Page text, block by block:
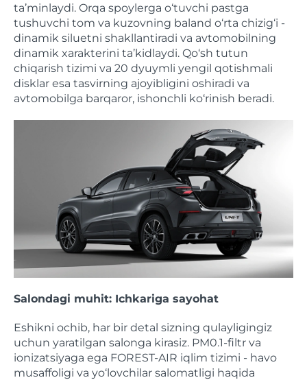
ta’minlaydi. Orqa spoylerga o‘tuvchi pastga
tushuvchi tom va kuzovning baland o‘rta chizig‘i -
dinamik siluetni shakllantiradi va avtomobilning
dinamik xarakterini ta’kidlaydi. Qo‘sh tutun
chiqarish tizimi va 20 dyuymli yengil qotishmali
disklar esa tasvirning ajoyibligini oshiradi va
avtomobilga barqaror, ishonchli ko‘rinish beradi.
Salondagi muhit: Ichkariga sayohat
Eshikni ochib, har bir detal sizning qulayligingiz
uchun yaratilgan salonga kirasiz. PM0.1-filtr va
ionizatsiyaga ega FOREST-AIR iqlim tizimi - havo
musaffoligi va yo‘lovchilar salomatligi haqida